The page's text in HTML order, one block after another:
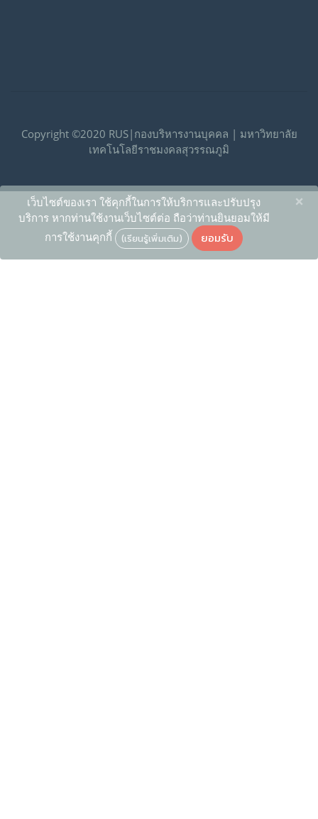
Copyright ©2020 RUS|กองบริหารงานบุคคล | มหาวิทยาลัย
เทคโนโลยีราชมงคลสุวรรณภูมิ
เว็บไซต์ของเรา ใช้คุกกี้ในการให้บริการและปรับปรุง
บริการ หากท่านใช้งานเว็บไซต์ต่อ ถือว่าท่านยินยอมให้มี
การใช้งานคุกกี้ (เรียนรู้เพิ่มเติม) ยอมรับ
×